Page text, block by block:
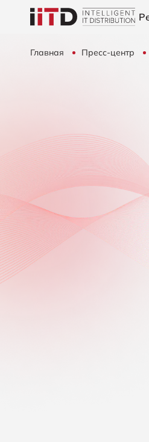
Главная Пресс-центр